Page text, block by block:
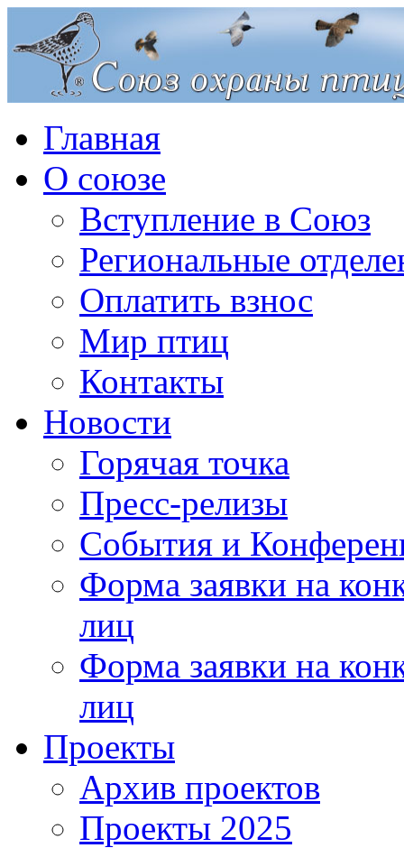
Главная
О союзе
Вступление в Союз
Региональные
Оплатить взнос
Мир птиц
Контакты
Новости
Горячая точка
Пресс-релизы
События и
Форма заявки на
лиц
Форма заявки на
лиц
Проекты
Архив проектов
Проекты 2025